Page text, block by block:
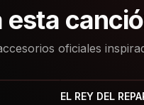
esta
oficiales
EL REY DEL